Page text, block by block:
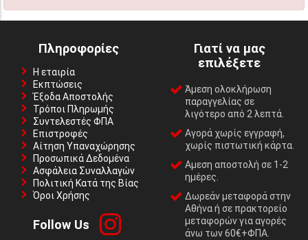
Πληροφορίες
Η εταιρία
Εκπτώσεις
Έξοδα Αποστολής
Τρόποι Πληρωμής
Συντελεστές ΦΠΑ
Επιστροφές
Αίτηση Υπαναχώρησης
Προσωπικά Δεδομένα
Ασφάλεια Συναλλαγών
Πολιτική Κατά της Βίας
Όροι Χρήσης
Follow Us
Γιατί να μας
επιλέξετε
Άμεση ολοκλήρωση
παραγγελίας σε
λιγότερο από 2 λεπτά.
Αγορά χωρίς εγγραφή,
χωρίς πιστωτική κάρτα.
Αμεση αποστολή σε 1-2
ημέρες.
Δωρεάν μεταφορά στην
Αθήνα ή σε πρακτορείο
μεταφορών για αγορές
άνω των 60€+ΦΠΑ.